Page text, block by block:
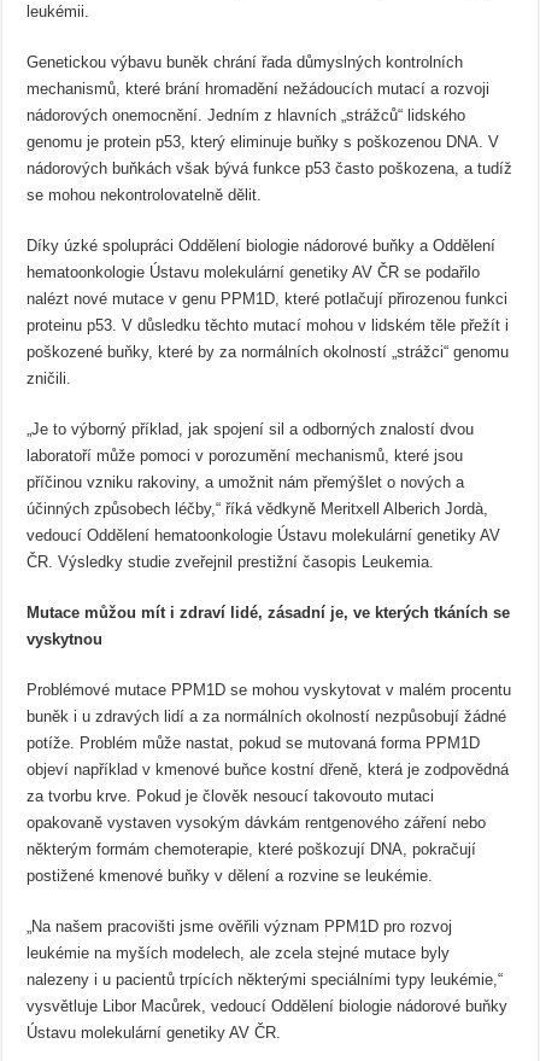
leukémii.
Genetickou výbavu buněk chrání řada důmyslných kontrolních
mechanismů, které brání hromadění nežádoucích mutací a rozvoji
nádorových onemocnění. Jedním z hlavních „strážců“ lidského
genomu je protein p53, který eliminuje buňky s poškozenou DNA. V
nádorových buňkách však bývá funkce p53 často poškozena, a tudíž
se mohou nekontrolovatelně dělit.
Díky úzké spolupráci Oddělení biologie nádorové buňky a Oddělení
hematoonkologie Ústavu molekulární genetiky AV ČR se podařilo
nalézt nové mutace v genu PPM1D, které potlačují přirozenou funkci
proteinu p53. V důsledku těchto mutací mohou v lidském těle přežít i
poškozené buňky, které by za normálních okolností „strážci“ genomu
zničili.
„Je to výborný příklad, jak spojení sil a odborných znalostí dvou
laboratoří může pomoci v porozumění mechanismů, které jsou
příčinou vzniku rakoviny, a umožnit nám přemýšlet o nových a
účinných způsobech léčby,“ říká vědkyně Meritxell Alberich Jordà,
vedoucí Oddělení hematoonkologie Ústavu molekulární genetiky AV
ČR. Výsledky studie zveřejnil prestižní časopis Leukemia.
Mutace můžou mít i zdraví lidé, zásadní je, ve kterých tkáních se
vyskytnou
Problémové mutace PPM1D se mohou vyskytovat v malém procentu
buněk i u zdravých lidí a za normálních okolností nezpůsobují žádné
potíže. Problém může nastat, pokud se mutovaná forma PPM1D
objeví například v kmenové buňce kostní dřeně, která je zodpovědná
za tvorbu krve. Pokud je člověk nesoucí takovouto mutaci
opakovaně vystaven vysokým dávkám rentgenového záření nebo
některým formám chemoterapie, které poškozují DNA, pokračují
postižené kmenové buňky v dělení a rozvine se leukémie.
„Na našem pracovišti jsme ověřili význam PPM1D pro rozvoj
leukémie na myších modelech, ale zcela stejné mutace byly
nalezeny i u pacientů trpících některými speciálními typy leukémie,“
vysvětluje Libor Macůrek, vedoucí Oddělení biologie nádorové buňky
Ústavu molekulární genetiky AV ČR.